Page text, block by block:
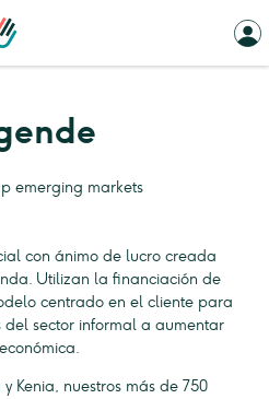
con ánimo de lucro creada
Utilizan la financiación de
centrado en el cliente para
sector informal a aumentar
Kenia, nuestros más de 750